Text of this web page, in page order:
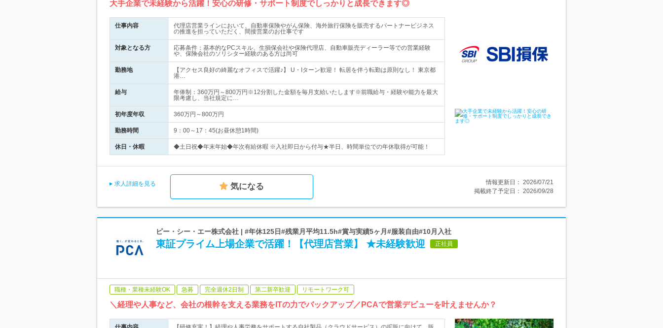
大手企業で未経験から活躍！安心の研修・サポート制度でしっかりと成長できます◎
仕事内容
代理店営業ラインにおいて、自動車保険やがん保険、海外旅行保険を販売するパートナービジネス
の推進を担っていただく、間接営業のお仕事です
対象となる方
応募条件：基本的なPCスキル、生損保会社や保険代理店、自動車販売ディーラー等での営業経験
や、保険会社のソリシター経験のある方は尚可
勤務地
【アクセス良好の綺麗なオフィスで活躍♪】 U・Iターン歓迎！ 転居を伴う転勤は原則なし！ 東京都
港…
給与
年俸制：360万円～800万円※12分割した金額を毎月支給いたします※前職給与・経験や能力を最大
限考慮し、当社規定に…
初年度年収 360万円～800万円
勤務時間 9：00～17：45(お昼休憩1時間)
休日・休暇 ◆土日祝◆年末年始◆年次有給休暇 ※入社即日から付与★半日、時間単位での年休取得が可能！
求人詳細を見る 気になる 情報更新日： 2026/07/21
掲載終了予定日： 2026/09/28
ピー・シー・エー株式会社 | #年休125日#残業月平均11.5h#賞与実績5ヶ月#服装自由#10月入社
東証プライム上場企業で活躍！【代理店営業】 ★未経験歓迎 正社員
職種・業種未経験OK 急募 完全週休2日制 第二新卒歓迎 リモートワーク可
＼経理や人事など、会社の根幹を支える業務をITの力でバックアップ／PCAで営業デビューを叶えませんか？